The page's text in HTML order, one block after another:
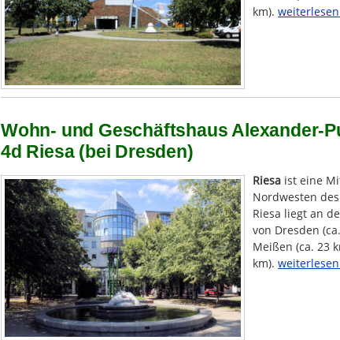
km).
Wohn- und Geschäftshaus Alexander-
4d Riesa (bei Dresden)
Riesa ist eine
Nordwesten
Riesa liegt an
von Dresden
Meißen (ca. 23
km).